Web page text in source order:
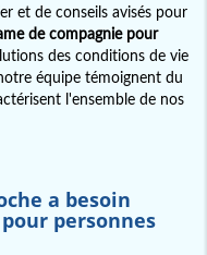
et de conseils avisés pour
de compagnie pour
des conditions de vie
équipe témoignent du
l'ensemble de nos
a besoin
personnes